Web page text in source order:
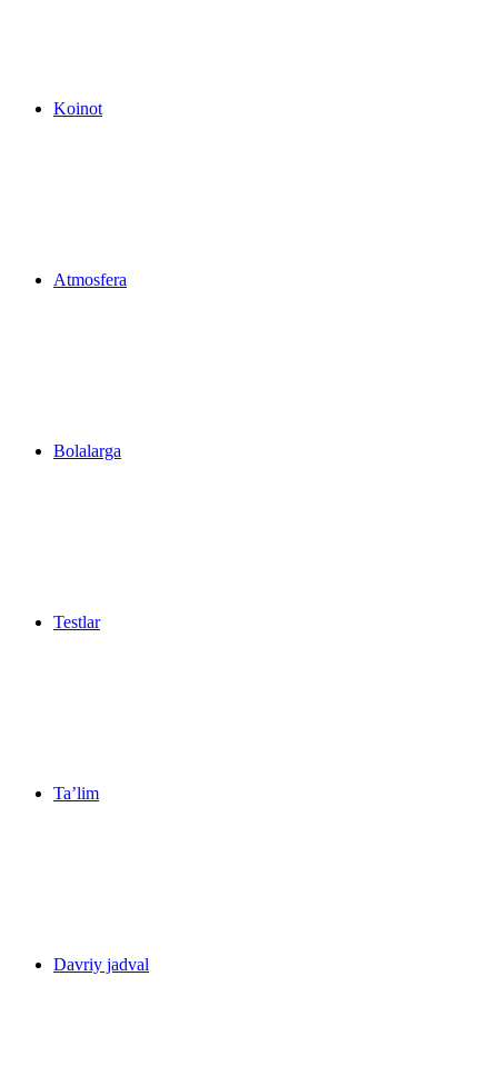
Koinot
Atmosfera
Bolalarga
Testlar
Ta’lim
Davriy jadval